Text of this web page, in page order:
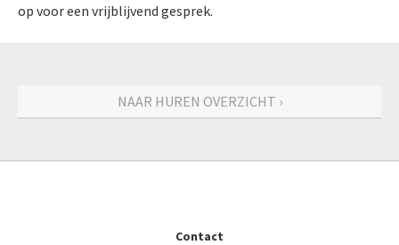
op voor een vrijblijvend gesprek.
NAAR HUREN OVERZICHT ›
Contact